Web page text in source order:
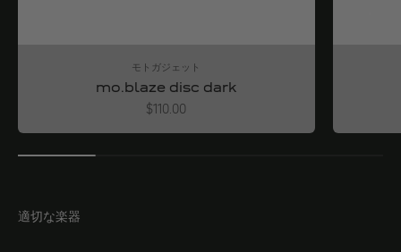
モトガジェット
mo.blaze disc dark
Angebot
$110.00
適切な楽器